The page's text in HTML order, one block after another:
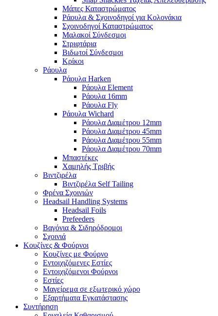
Μάπες Καταστρώματος
Ράουλα & Σχοινοδηγοί για Κολονάκια
Σχοινοδηγοί Καταστρώματος
Μαλακοί Σύνδεσμοι
Στριφτάρια
Βιδωτοί Σύνδεσμοι
Κρίκοι
Ράουλα
Ράουλα Harken
Ράουλα Element
Ράουλα 16mm
Ράουλα Fly
Ράουλα Wichard
Ράουλα Διαμέτρου 12mm
Ράουλα Διαμέτρου 45mm
Ράουλα Διαμέτρου 55mm
Ράουλα Διαμέτρου 70mm
Μπαστέκες
Χαμηλής Τριβής
Βιντζιρέλα
Βιντζιρέλα Self Tailing
Φρένα Σχοινιών
Headsail Handling Systems
Headsail Foils
Prefeeders
Βαγόνια & Σιδηρόδρομοι
Σχοινιά
Κουζίνες & Φούρνοι
Κουζίνες με Φούρνο
Εντοιχιζόμενες Εστίες
Εντοιχιζόμενοι Φούρνοι
Εστίες
Μαγείρεμα σε εξωτερικό χώρο
Εξαρτήματα Εγκατάστασης
Συντήρηση